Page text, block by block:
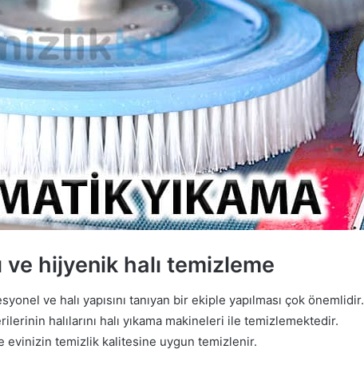
ve hijyenik halı temizleme
ve halı yapısını tanıyan bir ekiple yapılması çok önemlidir.
halılarını halı yıkama makineleri ile temizlemektedir.
evinizin temizlik kalitesine uygun temizlenir.